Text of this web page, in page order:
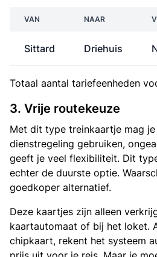
VAN NAAR
Sittard Driehuis
Totaal aantal tariefeenheden
3. Vrije routekeuze
Met dit type treinkaartje mag
dienstregeling gebruiken,
geeft je veel flexibiliteit. Dit
echter de duurste optie.
goedkoper alternatief.
Deze kaartjes zijn alleen
kaartautomaat of bij het loket.
chipkaart, rekent het systeem